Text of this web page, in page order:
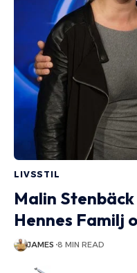
LIVSSTIL
Malin
Hennes Familj
JAMES 8 MIN READ